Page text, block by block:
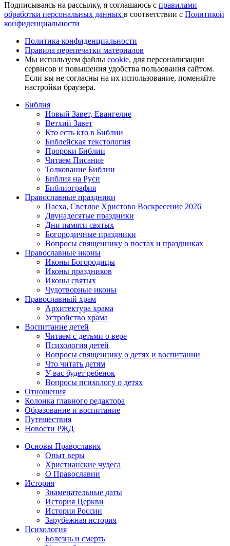
Подписываясь на рассылку, я соглашаюсь с правилами
обработки персональных данных в соответствии с Политикой
конфиденциальности
Политика конфиденциальности
Правила перепечатки материалов
Мы используем файлы cookie, для персонализации
сервисов и повышения удобства пользования сайтом.
Если вы не согласны на их использование, поменяйте
настройки браузера.
Библия
Новый Завет, Евангелие
Ветхий Завет
Кто есть кто в Библии
Библейская текстология
Пророки Библии
Читаем Писание
Толкование Библии
Библия на Руси
Библиография
Православные праздники
Пасха, Светлое Христово Воскресение 2026
Двунадесятые праздники
Дни памяти святых
Богородичные праздники
Вопросы священнику о постах и праздниках
Православные иконы
Иконы Богородицы
Иконы праздников
Иконы святых
Чудотворные иконы
Православный храм
Архитектура храма
Устройство храма
Воспитание детей
Читаем с детьми о вере
Психология детей
Вопросы священнику о детях и воспитании
Что читать детям
У вас будет ребенок
Вопросы психологу о детях
Отношения
Колонка главного редактора
Образование и воспитание
Путешествия
Новости РЖД
Основы Православия
Опыт веры
Христианские чудеса
О Православии
История
Знаменательные даты
История Церкви
История России
Зарубежная история
Психология
Болезнь и смерть